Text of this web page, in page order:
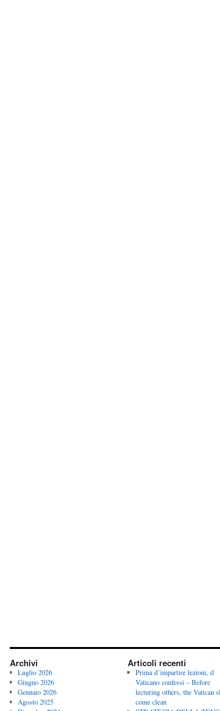
Archivi
Luglio 2026
Giugno 2026
Gennaio 2026
Agosto 2025
Articoli recenti
Prima d’impartire lezioni, il
Vaticano confessi – Before
lecturing others, the Vatican
come clean